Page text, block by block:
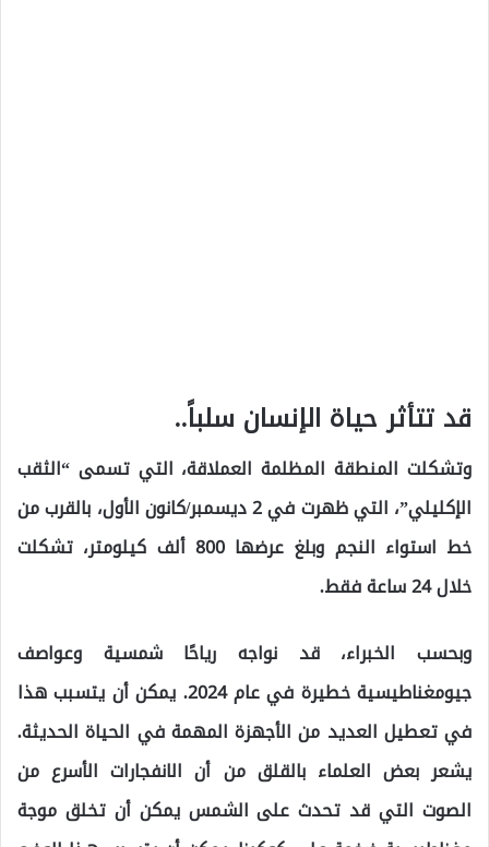
قد تتأثر حياة الإنسان سلباً..
وتشكلت المنطقة المظلمة العملاقة، التي تسمى “الثقب
الإكليلي”، التي ظهرت في 2 ديسمبر/كانون الأول، بالقرب من
خط استواء النجم وبلغ عرضها 800 ألف كيلومتر، تشكلت
خلال 24 ساعة فقط.
وبحسب الخبراء، قد نواجه رياحًا شمسية وعواصف
جيومغناطيسية خطيرة في عام 2024. يمكن أن يتسبب هذا
في تعطيل العديد من الأجهزة المهمة في الحياة الحديثة.
يشعر بعض العلماء بالقلق من أن الانفجارات الأسرع من
الصوت التي قد تحدث على الشمس يمكن أن تخلق موجة